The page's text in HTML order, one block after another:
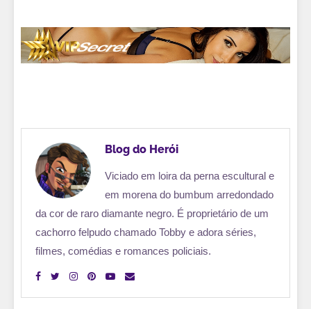
Blog do Herói
Viciado em loira da perna escultural e
em morena do bumbum arredondado
da cor de raro diamante negro. É proprietário de um
cachorro felpudo chamado Tobby e adora séries,
filmes, comédias e romances policiais.